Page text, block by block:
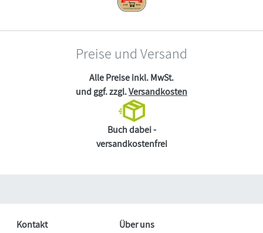
Preise und Versand
Alle Preise inkl. MwSt.
und ggf. zzgl.Versandkosten
Buch dabei -
versandkostenfrei
Kontakt Über uns